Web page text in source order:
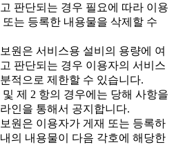
판단되는 경우 필요에 따라 이용
또는 등록한 내용물을 삭제할 수
원은 서비스용 설비의 용량에 여
판단되는 경우 이용자의 서비스
적으로 제한할 수 있습니다.
제 2 항의 경우에는 당해 사항을
인을 통해서 공지합니다.
원은 이용자가 게재 또는 등록하
의 내용물이 다음 각호에 해당한